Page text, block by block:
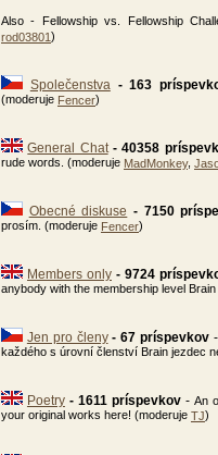
Also - Fellowship vs. Fellowship
rod03801)
Společenstva - 163
(moderuje Fencer)
General Chat - 40358
rude words. (moderuje MadMonkey,
Obecné diskuse - 7150
prosím. (moderuje Fencer)
Members only - 9724
anybody with the membership level
Jen pro členy - 67 príspevkov
každého s úrovní členství Brain jezdec
Poetry - 1611 príspevkov- An
your original works here! (moderuje TJ)